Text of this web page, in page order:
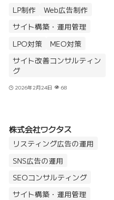
LP制作
Web広告制作
サイト構築・運用管理
LPO対策
MEO対策
サイト改善コンサルティン
グ
2026年2月24日 68
株式会社ワクタス
リスティング広告の運用
SNS広告の運用
SEOコンサルティング
サイト構築・運用管理